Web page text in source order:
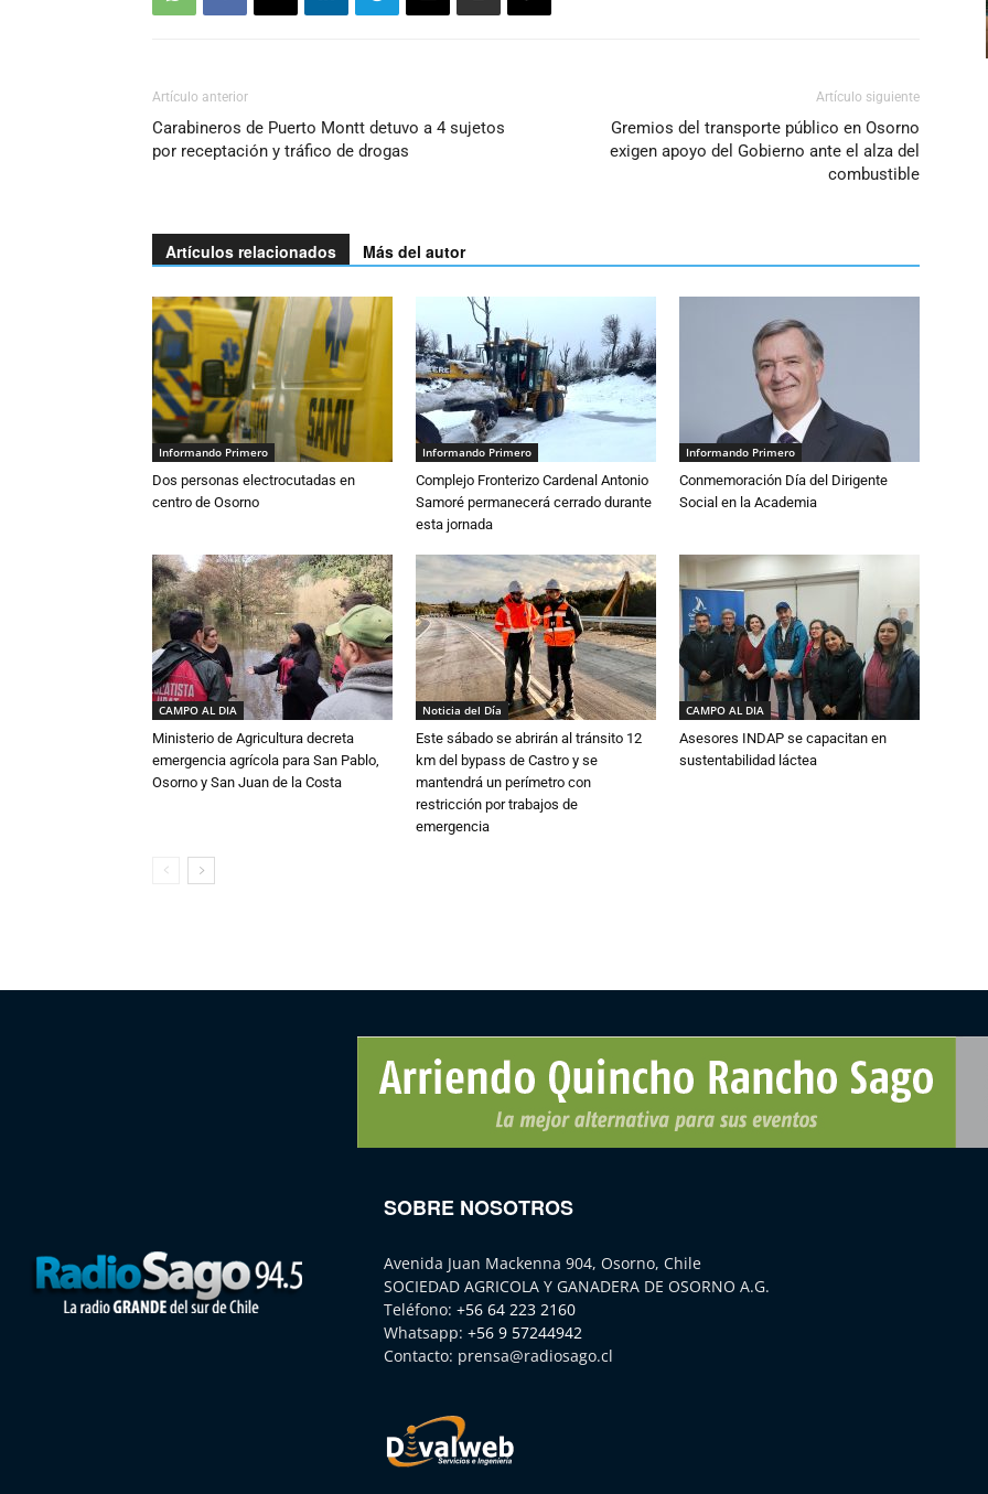
Artículo anterior
Carabineros de Puerto Montt detuvo a 4 sujetos
por receptación y tráfico de drogas
Artículo siguiente
Gremios del transporte público en Osorno
exigen apoyo del Gobierno ante el alza del
combustible
Artículos relacionados Más del autor
Informando Primero
Dos personas electrocutadas en
centro de Osorno
Informando Primero
Complejo Fronterizo Cardenal Antonio
Samoré permanecerá cerrado durante
esta jornada
Informando Primero
Conmemoración Día del Dirigente
Social en la Academia
CAMPO AL DIA
Ministerio de Agricultura decreta
emergencia agrícola para San Pablo,
Osorno y San Juan de la Costa
Noticia del Día
Este sábado se abrirán al tránsito 12
km del bypass de Castro y se
mantendrá un perímetro con
restricción por trabajos de
emergencia
CAMPO AL DIA
Asesores INDAP se capacitan en
sustentabilidad láctea
SOBRE NOSOTROS
Avenida Juan Mackenna 904, Osorno, Chile
SOCIEDAD AGRICOLA Y GANADERA DE OSORNO A.G.
Teléfono: +56 64 223 2160
Whatsapp: +56 9 57244942
Contacto: prensa@radiosago.cl